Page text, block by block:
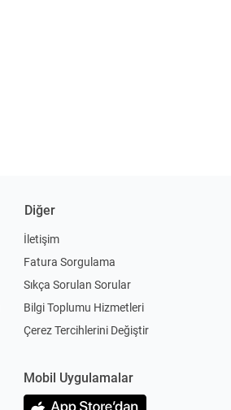
Diğer
İletişim
Fatura Sorgulama
Sıkça Sorulan Sorular
Bilgi Toplumu Hizmetleri
Çerez Tercihlerini Değiştir
Mobil Uygulamalar